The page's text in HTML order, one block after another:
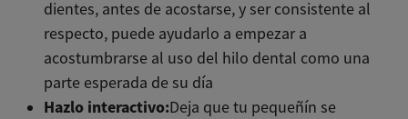
dientes, antes de acostarse, y ser consistente al
respecto, puede ayudarlo a empezar a
acostumbrarse al uso del hilo dental como una
parte esperada de su día
Hazlo interactivo:Deja que tu pequeñín se